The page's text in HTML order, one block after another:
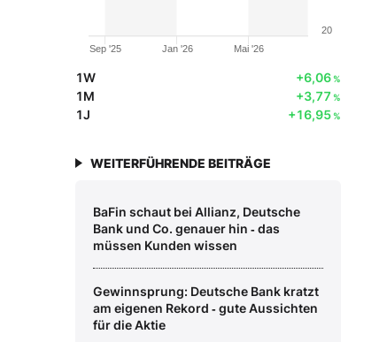
Jan '26
Sep '25 Mai '26
20
1W +6,06%
1M +3,77 %
1J +16,95%
WEITERFÜHRENDE BEITRÄGE
BaFin schaut bei Allianz, Deutsche
Bank und Co. genauer hin ‑ das
müssen Kunden wissen
Gewinnsprung: Deutsche Bank kratzt
am eigenen Rekord ‑ gute Aussichten
für die Aktie